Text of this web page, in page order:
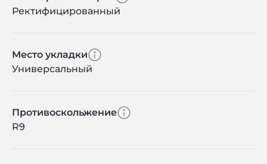
Ректифицированный
Место укладки
Универсальный
Противоскольжение
R9